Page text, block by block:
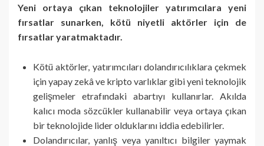
Yeni ortaya çıkan teknolojiler yatırımcılara yeni
fırsatlar sunarken, kötü niyetli aktörler için de
fırsatlar yaratmaktadır.
Kötü aktörler, yatırımcıları dolandırıcılıklara çekmek
için yapay zekâ ve kripto varlıklar gibi yeni teknolojik
gelişmeler etrafındaki abartıyı kullanırlar. Akılda
kalıcı moda sözcükler kullanabilir veya ortaya çıkan
bir teknolojide lider olduklarını iddia edebilirler.
Dolandırıcılar, yanlış veya yanıltıcı bilgiler yaymak